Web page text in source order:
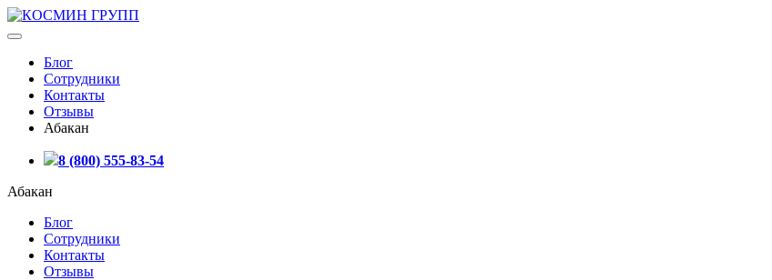
Блог
Сотрудники
Контакты
Отзывы
Абакан
8 (800) 555-83-54
Абакан
Блог
Сотрудники
Контакты
Отзывы